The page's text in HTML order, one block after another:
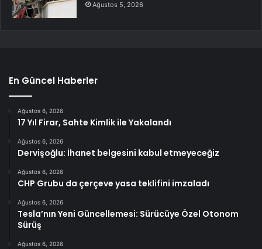
Ağustos 5, 2026
En Güncel Haberler
Ağustos 6, 2026
17 Yıl Firar, Sahte Kimlik ile Yakalandı
Ağustos 6, 2026
Dervişoğlu: İhanet belgesini kabul etmeyeceğiz
Ağustos 6, 2026
CHP Grubu da çerçeve yasa teklifini imzaladı
Ağustos 6, 2026
Tesla’nın Yeni Güncellemesi: Sürücüye Özel Otonom
Sürüş
Ağustos 6, 2026